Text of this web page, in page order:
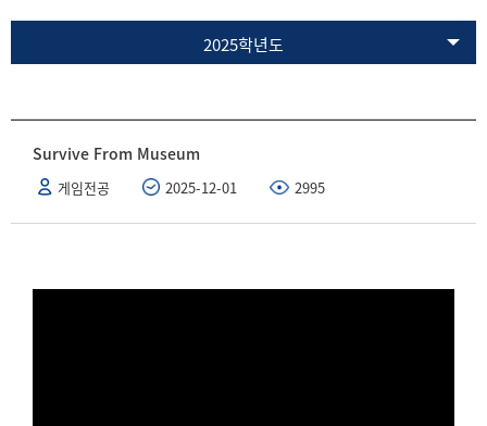
2025학년도
Survive From Museum
게임전공 2025-12-01 2995